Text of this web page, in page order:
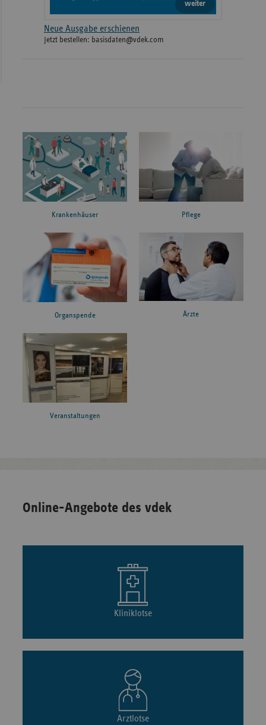
weiter
Neue Ausgabe erschienen
Jetzt bestellen: basisdaten@vdek.com
Krankenhäuser Pflege
Organspende Ärzte
Veranstaltungen
Online-Angebote des vdek
Kliniklotse
Arztlotse